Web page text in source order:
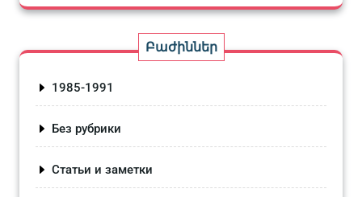
Բաժիններ
1985-1991
Без рубрики
Статьи и заметки